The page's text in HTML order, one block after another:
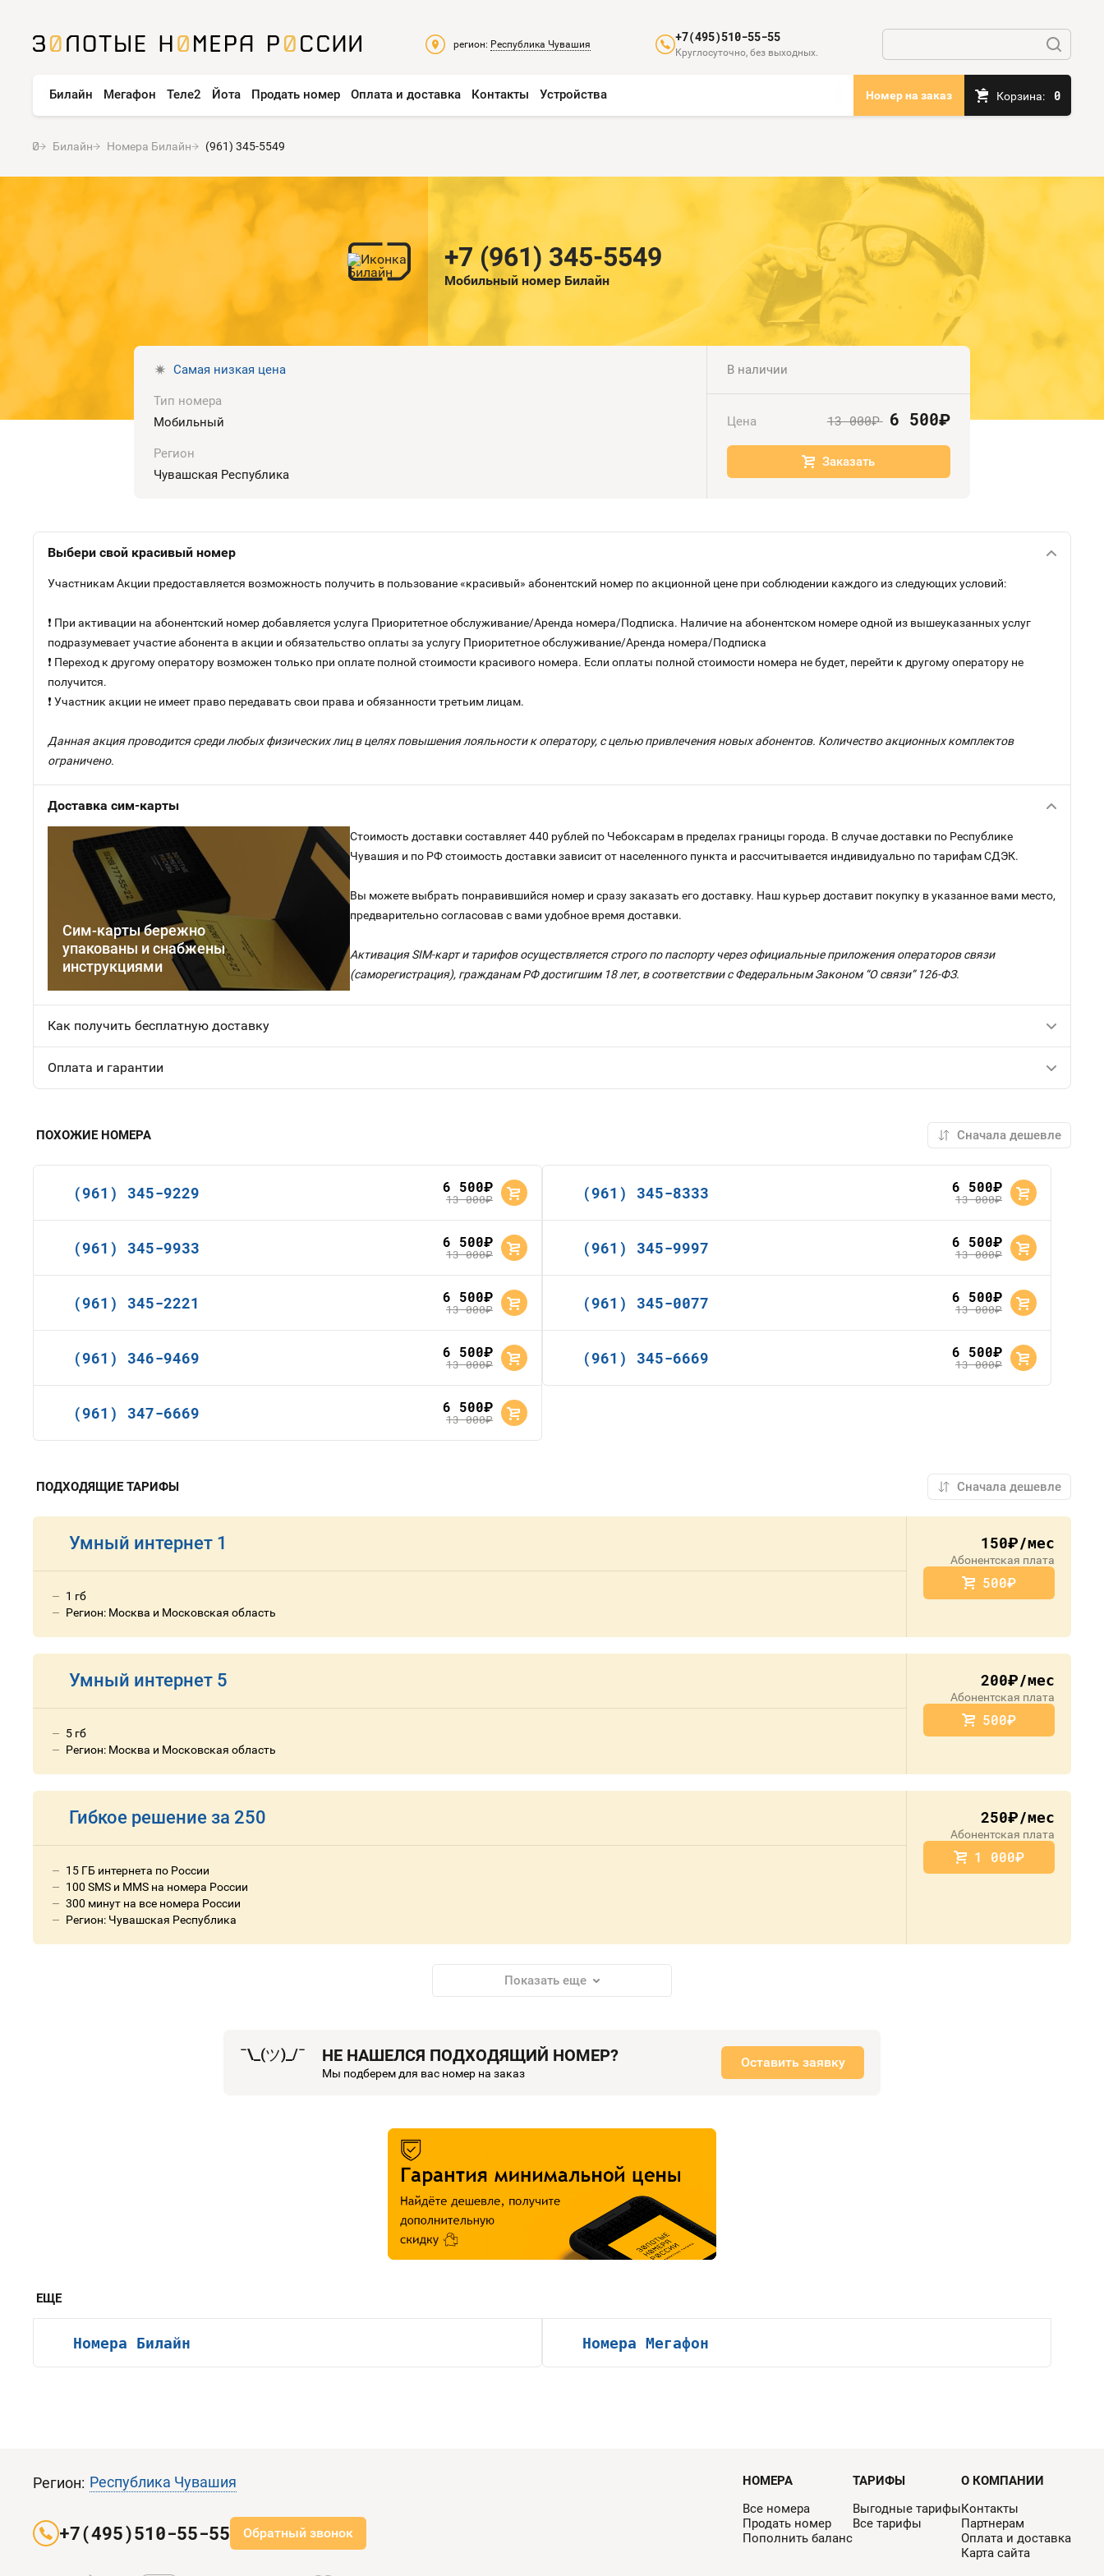
регион: Республика Чувашия +7(495)510-55-55
Круглосуточно, без выходных.
Билайн Мегафон Теле2 Йота Продать номер Оплата и доставка Контакты Устройства Номер на заказ Корзина: 0
Билайн Номера Билайн (961) 345-5549
+7 (961) 345-5549
Мобильный номер Билайн
Самая низкая цена
Тип номера
Мобильный
Регион
Чувашская Республика
В наличии
Цена 13 000руб. 6 500руб.
Заказать
Выбери свой красивый номер
Участникам Акции предоставляется возможность получить в пользование «красивый» абонентский номер по акционной цене при соблюдении каждого из следующих условий:
❗ При активации на абонентский номер добавляется услуга Приоритетное обслуживание/Аренда номера/Подписка. Наличие на абонентском номере одной из вышеуказанных услуг
подразумевает участие абонента в акции и обязательство оплаты за услугу Приоритетное обслуживание/Аренда номера/Подписка
❗ Переход к другому оператору возможен только при оплате полной стоимости красивого номера. Если оплаты полной стоимости номера не будет, перейти к другому оператору не
получится.
❗ Участник акции не имеет право передавать свои права и обязанности третьим лицам.
Данная акция проводится среди любых физических лиц в целях повышения лояльности к оператору, с целью привлечения новых абонентов. Количество акционных комплектов
ограничено.
Доставка сим-карты
Сим-карты бережно
упакованы и снабжены
инструкциями
Стоимость доставки составляет 440 рублей по Чебоксарам в пределах границы города. В случае доставки по Республике
Чувашия и по РФ стоимость доставки зависит от населенного пункта и рассчитывается индивидуально по тарифам СДЭК.
Вы можете выбрать понравившийся номер и сразу заказать его доставку. Наш курьер доставит покупку в указанное вами место,
предварительно согласовав с вами удобное время доставки.
Активация SIM-карт и тарифов осуществляется строго по паспорту через официальные приложения операторов связи
(саморегистрация), гражданам РФ достигшим 18 лет, в соответствии с Федеральным Законом “О связи” 126-ФЗ.
Как получить бесплатную доставку
Оплата и гарантии
ПОХОЖИЕ НОМЕРА
(961) 345-9229 6 500руб.
13 000руб. (961) 345-8333 6 500руб.
13 000руб.
(961) 345-9933 6 500руб.
13 000руб. (961) 345-9997 6 500руб.
13 000руб.
(961) 345-2221 6 500руб.
13 000руб. (961) 345-0077 6 500руб.
13 000руб.
(961) 346-9469 6 500руб.
13 000руб. (961) 345-6669 6 500руб.
13 000руб.
(961) 347-6669 6 500руб.
13 000руб.
ПОДХОДЯЩИЕ ТАРИФЫ
Умный интернет 1
1 гб
Регион: Москва и Московская область
150руб./мес
Абонентская плата
500руб.
Умный интернет 5
5 гб
Регион: Москва и Московская область
200руб./мес
Абонентская плата
500руб.
Гибкое решение за 250
15 ГБ интернета по России
100 SMS и MMS на номера России
300 минут на все номера России
Регион: Чувашская Республика
250руб./мес
Абонентская плата
1 000руб.
Показать еще
¯\_(ツ)_/¯ НЕ НАШЕЛСЯ ПОДХОДЯЩИЙ НОМЕР?
Мы подберем для вас номер на заказ
Оставить заявку
ЕЩЕ
Номера Билайн Номера Мегафон
НОМЕРА
Все номера
Продать номер
Пополнить баланс
ТАРИФЫ
Выгодные тарифы
Все тарифы
О КОМПАНИИ
Контакты
Партнерам
Оплата и доставка
Карта сайта
Регион: Республика Чувашия
+7(495)510-55-55 Обратный звонок